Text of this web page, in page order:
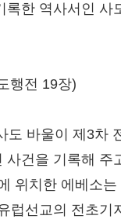
록한 역사서인 사
행전 19장)
도 바울이 제3차
사건을 기록해 주
위치한 에베소
럽선교의 전초기